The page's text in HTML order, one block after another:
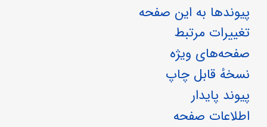
پیوندها به این صفحه
تغییرات مرتبط
صفحه‌های ویژه
نسخهٔ قابل چاپ
پیوند پایدار
اطلاعات صفحه